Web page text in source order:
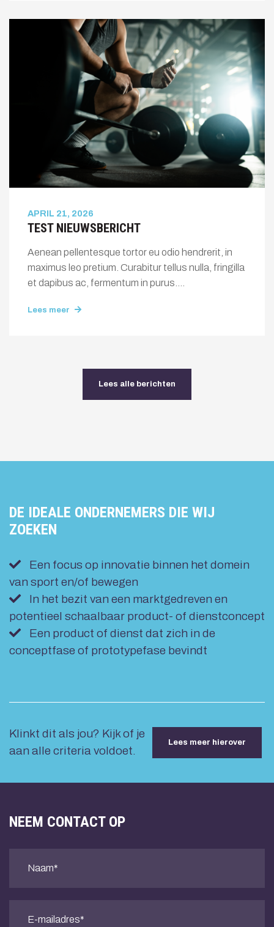
APRIL 21, 2026
TEST NIEUWSBERICHT
Aenean pellentesque tortor eu odio hendrerit, in
maximus leo pretium. Curabitur tellus nulla, fringilla
et dapibus ac, fermentum in purus....
Lees meer
Lees alle berichten
DE IDEALE ONDERNEMERS DIE WIJ
ZOEKEN
Een focus op innovatie binnen het domein
van sport en/of bewegen
In het bezit van een marktgedreven en
potentieel schaalbaar product- of dienstconcept
Een product of dienst dat zich in de
conceptfase of prototypefase bevindt
Klinkt dit als jou? Kijk of je
aan alle criteria voldoet.
Lees meer hierover
NEEM CONTACT OP